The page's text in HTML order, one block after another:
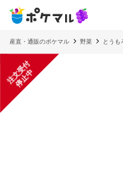
産直・通販のポケマル 野菜 とうも
注
文
受
付
停
止
中